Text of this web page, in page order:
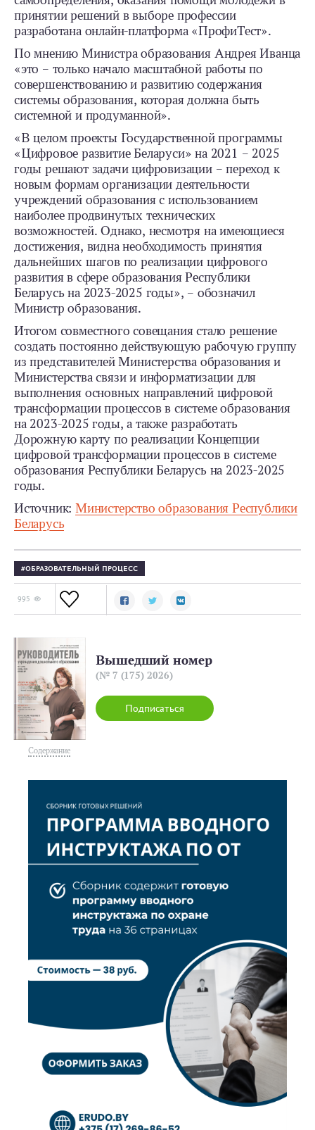
принятии решений в выборе профессии
разработана онлайн-платформа «ПрофиТест».
По мнению Министра образования Андрея Иванца
«это – только начало масштабной работы по
совершенствованию и развитию содержания
системы образования, которая должна быть
системной и продуманной».
«В целом проекты Государственной программы
«Цифровое развитие Беларуси» на 2021 – 2025
годы решают задачи цифровизации – переход к
новым формам организации деятельности
учреждений образования с использованием
наиболее продвинутых технических
возможностей. Однако, несмотря на имеющиеся
достижения, видна необходимость принятия
дальнейших шагов по реализации цифрового
развития в сфере образования Республики
Беларусь на 2023-2025 годы», – обозначил
Министр образования.
Итогом совместного совещания стало решение
создать постоянно действующую рабочую группу
из представителей Министерства образования и
Министерства связи и информатизации для
выполнения основных направлений цифровой
трансформации процессов в системе образования
на 2023-2025 годы, а также разработать
Дорожную карту по реализации Концепции
цифровой трансформации процессов в системе
образования Республики Беларусь на 2023-2025
годы.
Источник:Министерство образования Республики
Беларусь
ОБРАЗОВАТЕЛЬНЫЙ ПРОЦЕСС
995
Содержание
Подписаться
Вышедший номер
(№ 7 (175) 2026)